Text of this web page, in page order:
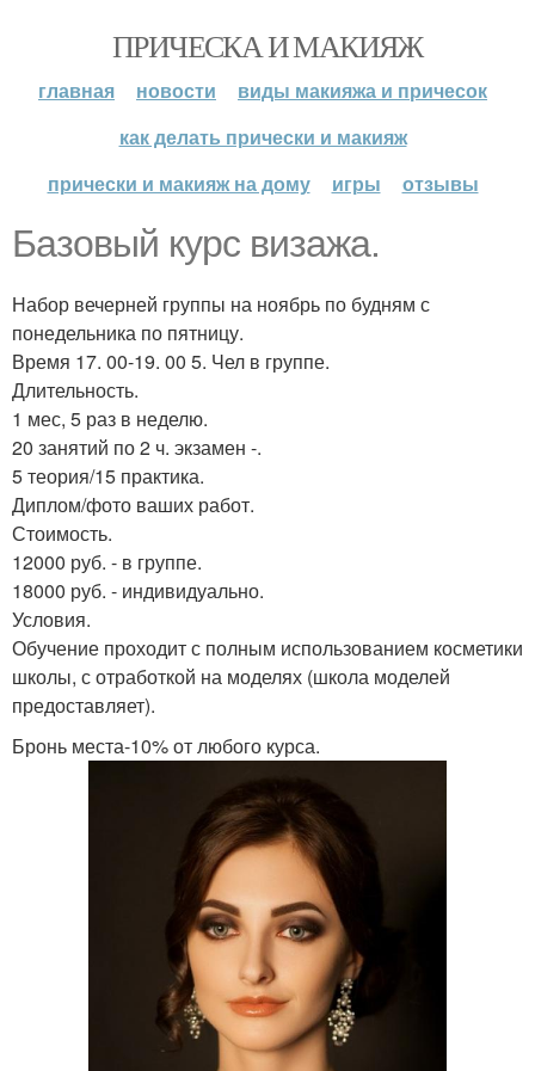
ПРИЧЕСКА И МАКИЯЖ
главная новости
виды макияжа и причесок
как делать прически и макияж
прически и макияж на дому
игры отзывы
Базовый курс визажа.
Набор вечерней группы на ноябрь по будням с
понедельника по пятницу.
Время 17. 00-19. 00 5. Чел в группе.
Длительность.
1 мес, 5 раз в неделю.
20 занятий по 2 ч. экзамен -.
5 теория/15 практика.
Диплом/фото ваших работ.
Стоимость.
12000 руб. - в группе.
18000 руб. - индивидуально.
Условия.
Обучение проходит с полным использованием косметики
школы, с отработкой на моделях (школа моделей
предоставляет).
Бронь места-10% от любого курса.